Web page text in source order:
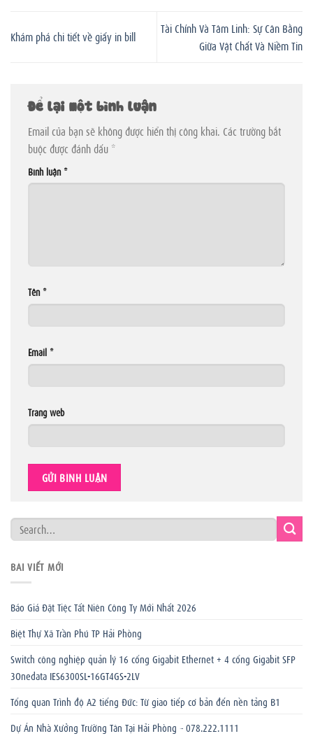
Khám phá chi tiết về giấy in bill
Tài Chính Và Tâm Linh: Sự Cân Bằng
Giữa Vật Chất Và Niềm Tin
Để lại một bình luận
Email của bạn sẽ không được hiển thị công khai. Các trường bắt
buộc được đánh dấu *
Bình luận *
Tên *
Email *
Trang web
BÀI VIẾT MỚI
Báo Giá Đặt Tiệc Tất Niên Công Ty Mới Nhất 2026
Biệt Thự Xã Trần Phú TP Hải Phòng
Switch công nghiệp quản lý 16 cổng Gigabit Ethernet + 4 cổng Gigabit SFP
3Onedata IES6300SL-16GT4GS-2LV
Tổng quan Trình độ A2 tiếng Đức: Từ giao tiếp cơ bản đến nền tảng B1
Dự Án Nhà Xưởng Trường Tân Tại Hải Phòng – 078.222.1111